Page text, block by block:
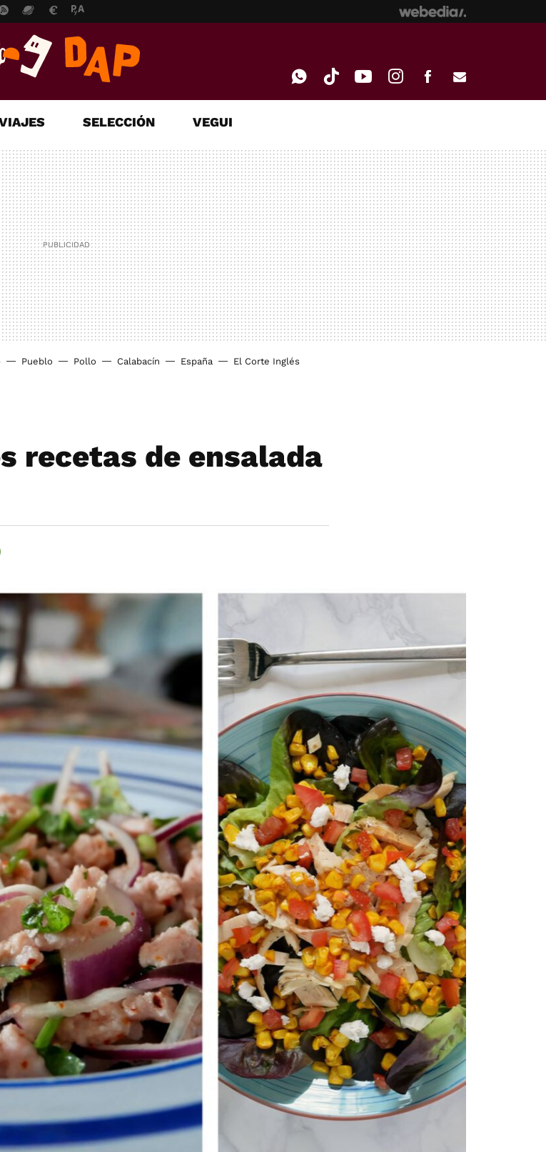
MAIL
SELECCIÓN VEGUI
Pueblo Pollo Calabacín España El Corte Inglés
recetas de ensalada